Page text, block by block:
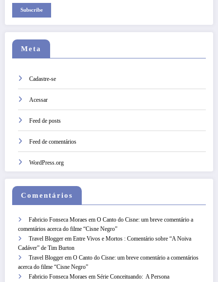
Subscribe
Meta
Cadastre-se
Acessar
Feed de posts
Feed de comentários
WordPress.org
Comentários
Fabricio Fonseca Moraes em O Canto do Cisne: um breve comentário a
comentários acerca do filme “Cisne Negro”
Travel Blogger em Entre Vivos e Mortos : Comentário sobre “A Noiva
Cadáver” de Tim Burton
Travel Blogger em O Canto do Cisne: um breve comentário a comentários
acerca do filme “Cisne Negro”
Fabricio Fonseca Moraes em Série Conceituando: A Persona